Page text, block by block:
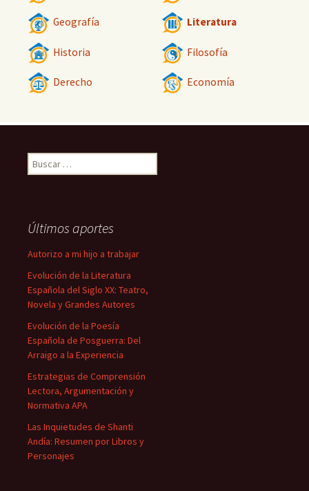
Geografía Literatura
Historia Filosofía
Derecho Economía
Buscar:
Últimos aportes
Autorizo a mi hijo a trabajar
Evolución de la Literatura
Española del Siglo XX: Teatro,
Novela y Grandes Autores
Evolución de la Poesía
Española de Posguerra: Del
Arraigo a la Experiencia
Estrategias de Comprensión
Lectora, Argumentación y
Normativa APA
Las Inquietudes de Shanti
Andía: Resumen por Libros y
Personajes